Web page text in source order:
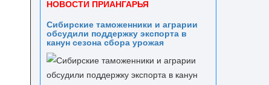
НОВОСТИ ПРИАНГАРЬЯ
Сибирские таможенники и аграрии
обсудили поддержку экспорта в
канун сезона сбора урожая